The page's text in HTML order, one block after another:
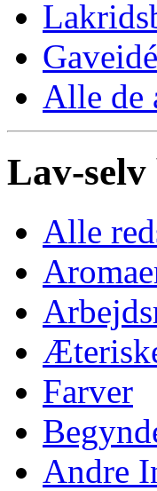
Alle de
Lav-
Alle
Farver
Andre